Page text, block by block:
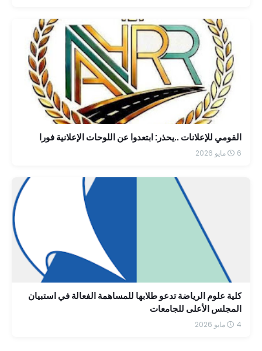
القومي للإعلانات ..يحذر: ابتعدوا عن اللوحات الإعلانية فورا
6 مايو 2026
كلية علوم الرياضة تدعو طلابها للمساهمة الفعالة في استبيان
المجلس الأعلى للجامعات
4 مايو 2026